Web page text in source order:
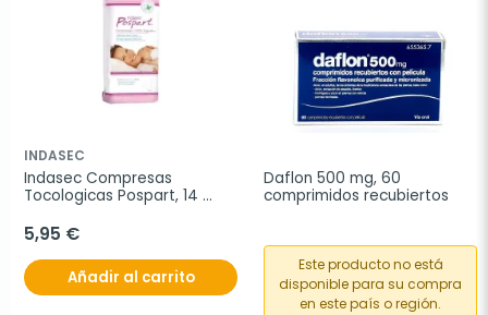
INDASEC
Indasec Compresas
Tocologicas Pospart, 14
5,95 €
Añadir al carrito
Daflon 500 mg, 60
comprimidos recubiertos
Este producto no está
disponible para su compra
en este país o región.